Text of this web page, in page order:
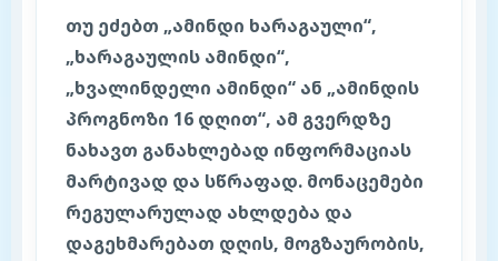
თუ ეძებთ „ამინდი ხარაგაული“,
„ხარაგაულის ამინდი“,
„ხვალინდელი ამინდი“ ან „ამინდის
პროგნოზი 16 დღით“, ამ გვერდზე
ნახავთ განახლებად ინფორმაციას
მარტივად და სწრაფად. მონაცემები
რეგულარულად ახლდება და
დაგეხმარებათ დღის, მოგზაურობის,